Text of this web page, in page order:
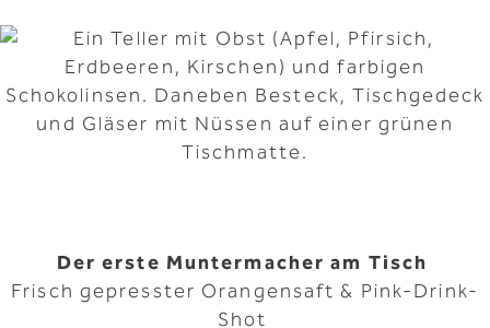
Der erste Muntermacher am Tisch
Frisch gepresster Orangensaft & Pink-Drink-
Shot